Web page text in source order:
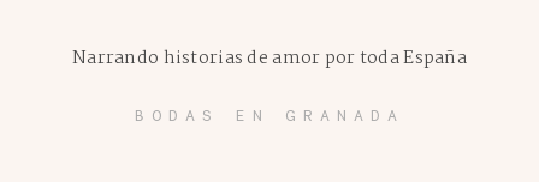
BODAS EN GRANADA
Narrando historias de amor por toda España